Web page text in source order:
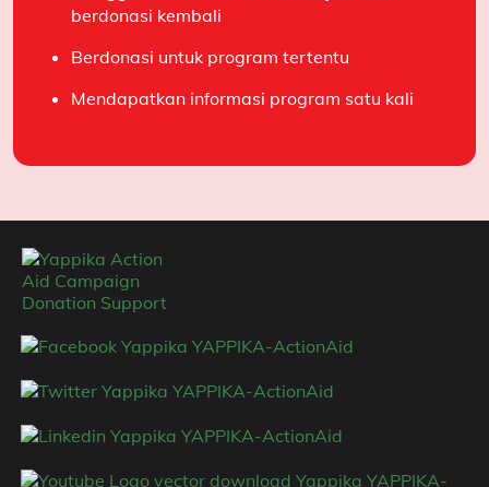
Sahabat YAPPIKA-ActionAid sejak 19 Agustus 2019
berdonasi kembali
Berdonasi untuk program tertentu
Mendapatkan informasi program satu kali